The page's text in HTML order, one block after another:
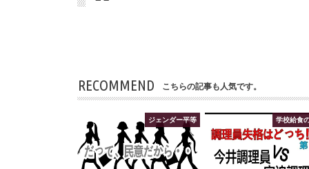
RECOMMEND こちらの記事も人気です。
ジェンダー平等 学校給食